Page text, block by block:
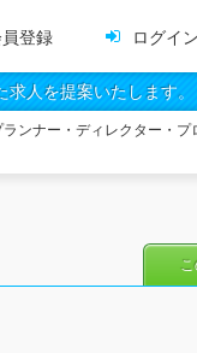
登録 ログイン
人を提案いたします。
ンナー・ディレクター・
こ